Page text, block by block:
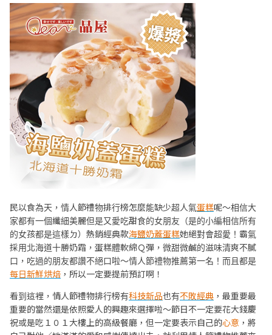
民以食為天，情人節禮物排行榜怎麼能缺少超人氣蛋糕呢～相信大
家都有一個纖細美麗但是又愛吃甜食的女朋友（是的小編相信所有
的女孩都是這樣ㄉ）熱銷經典款海鹽奶蓋蛋糕她絕對會超愛！霸氣
採用北海道十勝奶霜，蛋糕體軟綿Ｑ彈，微甜微鹹的滋味清爽不膩
口，吃過的朋友都讚不絕口啦～情人節禮物推薦第一名！而且都是
每日新鮮烘焙 ，所以一定要提前預訂啊！
看到這裡，情人節禮物排行榜有科技新品也有不敗經典 ，最重要最
重要的當然還是依照愛人的興趣來選擇啦～節日不一定要花大錢慶
祝或是吃１０１大樓上的高級餐廳，但一定要表示自己的心意 ，將